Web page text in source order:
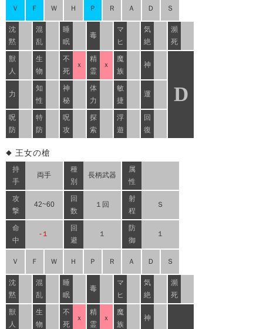
Ｖ Ｆ Ｗ Ｈ Ｐ Ｒ Ａ Ｄ Ｓ
沈
黙
混
乱
睡
眠
毒
マ
ヒ
気
絶
瀕
死
獣
人
生
物
不
死
ｘ
精
霊
ｘ
魔
族
神
D
力
知
性
神
秘
体
力
敏
捷
運
呪
防
特
防
呪
攻
探
索
浮
遊
回
復
王女の槍
持
手
両手
種
別
長柄武器
属
性
攻
撃
42~60
回
数
１回
射
程
Ｓ
命
中
-１
回
避
１
防
御
１
Ｖ Ｆ Ｗ Ｈ Ｐ Ｒ Ａ Ｄ Ｓ
沈
黙
混
乱
睡
眠
毒
マ
ヒ
気
絶
瀕
死
獣
人
生
物
不
死
ｘ
精
霊
ｘ
魔
族
神